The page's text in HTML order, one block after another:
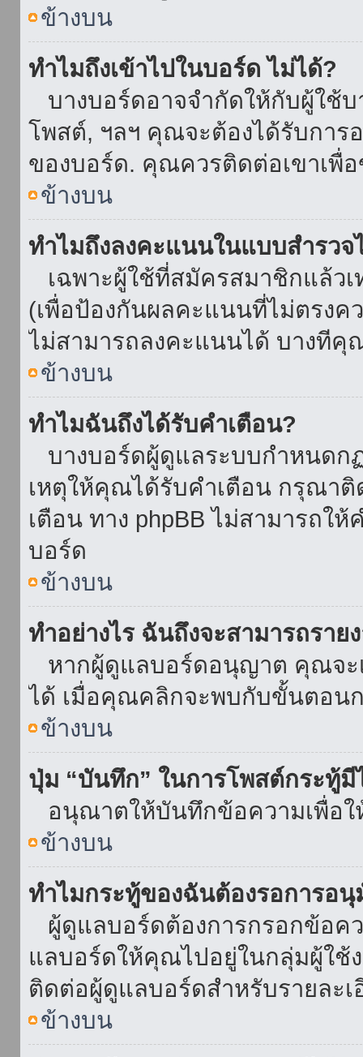
ข้างบน
ทำไมถึงเข้าไปในบอร์ด ไม่ได้?
บางบอร์ดอาจจำกัดให้กับผู้ใช้บ
โพสต์, ฯลฯ คุณจะต้องได้รับการ
ของบอร์ด. คุณควรติดต่อเขาเพื่
ข้างบน
ทำไมถึงลงคะแนนในแบบสำรวจ
เฉพาะผู้ใช้ที่สมัครสมาชิกแล้ว
(เพื่อป้องกันผลคะแนนที่ไม่ตรง
ไม่สามารถลงคะแนนได้ บางที
ข้างบน
ทำไมฉันถึงได้รับคำเตือน?
บางบอร์ดผู้ดูแลระบบกำหนดก
เหตุให้คุณได้รับคำเตือน กรุณา
เตือน ทาง phpBB ไม่สามารถใ
บอร์ด
ข้างบน
ทำอย่างไร ฉันถึงจะสามารถรา
หากผู้ดูแลบอร์ดอนุญาต คุณจะ
ได้ เมื่อคุณคลิกจะพบกับขั้นตอน
ข้างบน
ปุ่ม “บันทึก” ในการโพสต์กระทู้มี
อนุณาตให้บันทึกข้อความเพื่อใ
ข้างบน
ทำไมกระทู้ของฉันต้องรอการอนุ
ผู้ดูแลบอร์ดต้องการกรอกข้อค
แลบอร์ดให้คุณไปอยู่ในกลุ่มผู้ใช้
ติดต่อผู้ดูแลบอร์ดสำหรับรายละเ
ข้างบน